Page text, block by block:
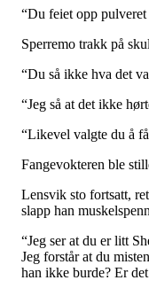
“Du feiet opp pulveret
Sperremo trakk på
“Du så ikke hva det
“Jeg så at det ikke
“Likevel valgte du å
Fangevokteren ble
Lensvik sto fortsatt,
slapp han
“Jeg ser at du er litt
Jeg forstår at du
han ikke burde? Er